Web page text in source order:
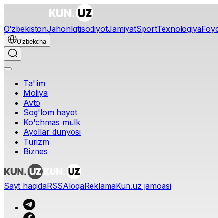
O‘zbekistonJahonIqtisodiyotJamiyatSportTexnologiya
O'zbekcha
Ta'lim
Moliya
Avto
Sog'lom hayot
Ko'chmas mulk
Ayollar dunyosi
Turizm
Biznes
Sayt haqidaRSSAloqaReklamaKun.uz jamoasi